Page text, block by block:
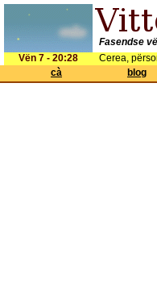
Fasendse
Vën 7 - 20:28
Cerea,
cà
blog